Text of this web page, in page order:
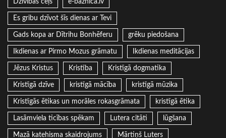
Dzīvības ceļš e-baznica.lv
Es gribu dzīvot šīs dienas ar Tevi
Gads kopa ar Dītrihu Bonhēferu grēku piedošana
Ikdienas ar Pirmo Mozus grāmatu Ikdienas meditācijas
Jēzus Kristus Kristība Kristīgā dogmatika
Kristīgā dzīve kristīgā mācība kristīgā mūzika
Kristīgās ētikas un morāles rokasgrāmata kristīgā ētika
Lasāmviela ticības spēkam Lutera citāti lūgšana
Mazā katehisma skaidrojums Mārtiņš Luters